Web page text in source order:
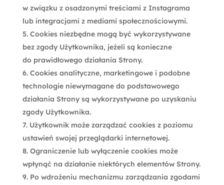
w związku z osadzonymi treściami z Instagrama
lub integracjami z mediami społecznościowymi.
Cookies niezbędne mogą być wykorzystywane
bez zgody Użytkownika, jeżeli są konieczne
do prawidłowego działania Strony.
Cookies analityczne, marketingowe i podobne
technologie niewymagane do podstawowego
działania Strony są wykorzystywane po uzyskaniu
zgody Użytkownika.
Użytkownik może zarządzać cookies z poziomu
ustawień swojej przeglądarki internetowej.
Ograniczenie lub wyłączenie cookies może
wpłynąć na działanie niektórych elementów Strony.
Po wdrożeniu mechanizmu zarządzania zgodami